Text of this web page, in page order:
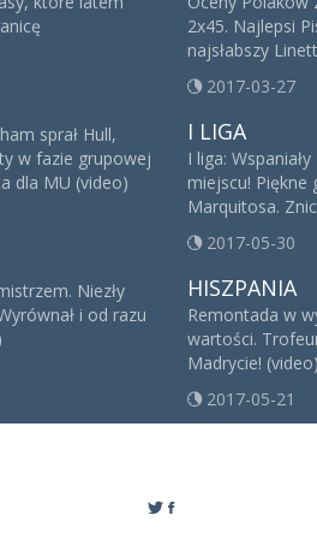
sprał Hull,
w fazie grupowej
dla MU (video)
Niezły
i od razu
2x45. Najlepsi
najsłabszy
2017-03-27
I LIGA
I liga:
miejscu! Piękne
Marquitosa.
2017-05-30
HISZPANIA
Remontada w
wartości.
Madrycie! (video)
2017-05-21